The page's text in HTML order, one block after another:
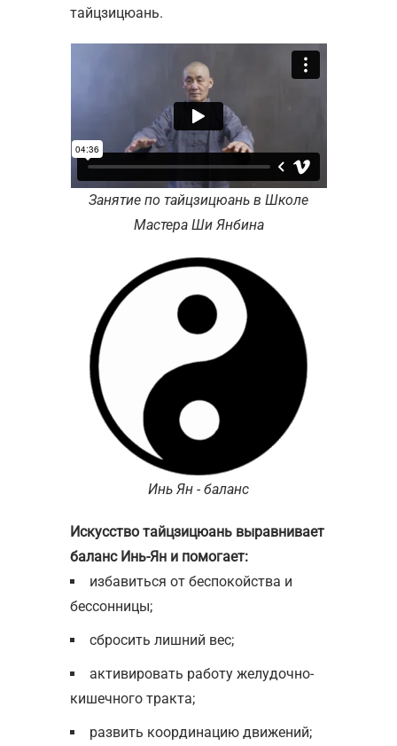
тайцзицюань.
Занятие по тайцзицюань в Школе
Мастера Ши Янбина
Инь Ян - баланс
Искусство тайцзицюань выравнивает
баланс Инь-Ян и помогает:
избавиться от беспокойства и
бессонницы;
сбросить лишний вес;
активировать работу желудочно-
кишечного тракта;
развить координацию движений;